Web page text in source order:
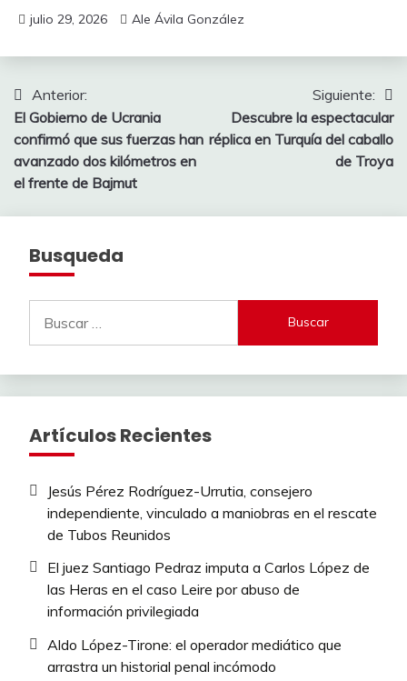
julio 29, 2026 Ale Ávila González
Navegación
de
entradas
Anterior:
El Gobierno de Ucrania
confirmó que sus fuerzas han
avanzado dos kilómetros en
el frente de Bajmut
Siguiente:
Descubre la espectacular
réplica en Turquía del caballo
de Troya
Busqueda
Artículos Recientes
Jesús Pérez Rodríguez-Urrutia, consejero
independiente, vinculado a maniobras en el rescate
de Tubos Reunidos
El juez Santiago Pedraz imputa a Carlos López de
las Heras en el caso Leire por abuso de
información privilegiada
Aldo López-Tirone: el operador mediático que
arrastra un historial penal incómodo